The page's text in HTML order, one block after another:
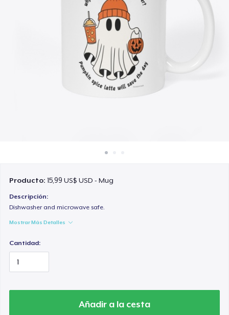
Venda en todas partes
Venda lo que sea
Producto:15,99 US$ USD - Mug
Descripción:
Dishwasher and microwave safe.
Mostrar Más Detalles
Cantidad:
Añadir a la cesta